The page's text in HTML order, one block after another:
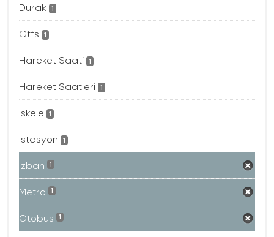
Durak 1
Gtfs 1
Hareket Saati 1
Hareket Saatleri 1
Iskele 1
Istasyon 1
Izban 1
Metro 1
Otobüs 1